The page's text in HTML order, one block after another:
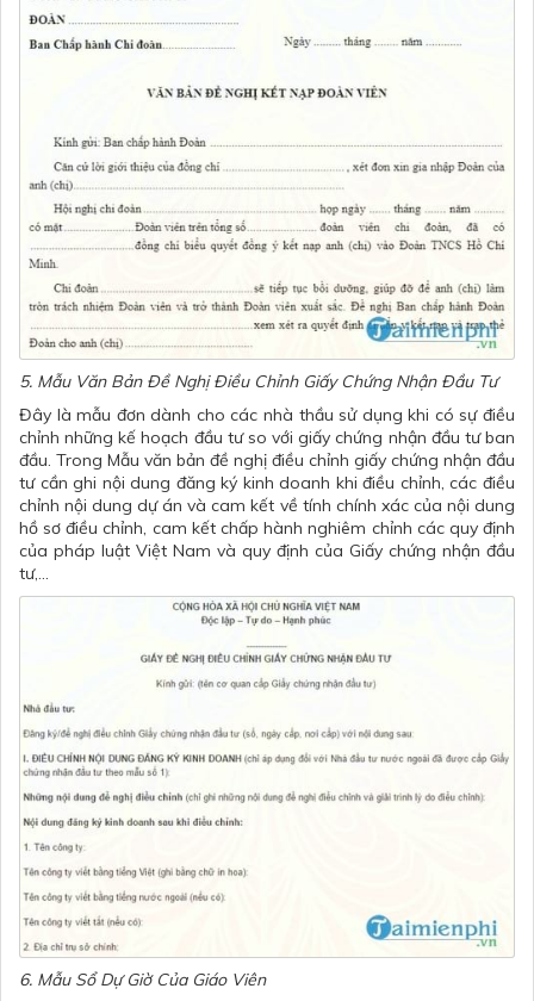
5. Mẫu Văn Bản Đề Nghị Điều Chỉnh Giấy Chứng Nhận Đầu Tư
Đây là mẫu đơn dành cho các nhà thầu sử dụng khi có sự điều
chỉnh những kế hoạch đầu tư so với giấy chứng nhận đầu tư ban
đầu. Trong Mẫu văn bản đề nghị điều chỉnh giấy chứng nhận đầu
tưcần ghi nội dung đăng ký kinh doanh khi điều chỉnh, các điều
chỉnh nội dung dự án và cam kết về tính chính xác của nội dung
hồ sơ điều chỉnh, cam kết chấp hành nghiêm chỉnh các quy định
của pháp luật Việt Nam và quy định của Giấy chứng nhận đầu
tư,...
6. Mẫu Sổ Dự Giờ Của Giáo Viên